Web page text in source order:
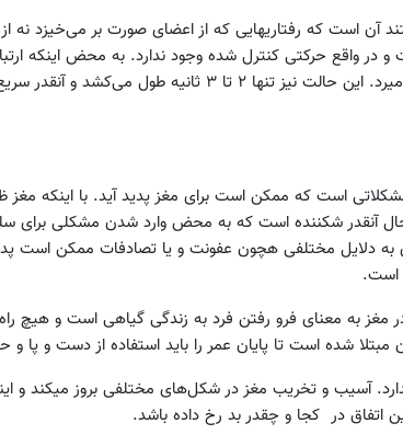
آن است که رفتاریهایی که از اعضای صورت بر می‌خیزد نه
در واقع حرکتی کنترل شده وجود ندارد. به محض اینکه
مغز به حالت کما فرو رفته و می‌میرد. این حالت نیز تنها ۲
است که ممکن است برای مغز پدید آید. با اینکه مغز
آنقدر شکننده است که به محض وارد شدن مشکلی برای
دلایل مختلفی هچون عفونت و یا تصادفات ممکن است
است.
در مغز به معنای فرو رفتن فرد به زندگی گیاهی است و هیچ
شده است تا پایان عمر را باید استفاده از دست و پا
آسیب و تخریب مغز در شکل‌های مختلفی بروز میکند و
اتفاق در کجا و چقدر بد رخ داده باشد.